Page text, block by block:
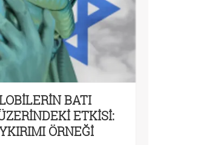
BATI
ETKİSİ:
ÖRNEĞİ